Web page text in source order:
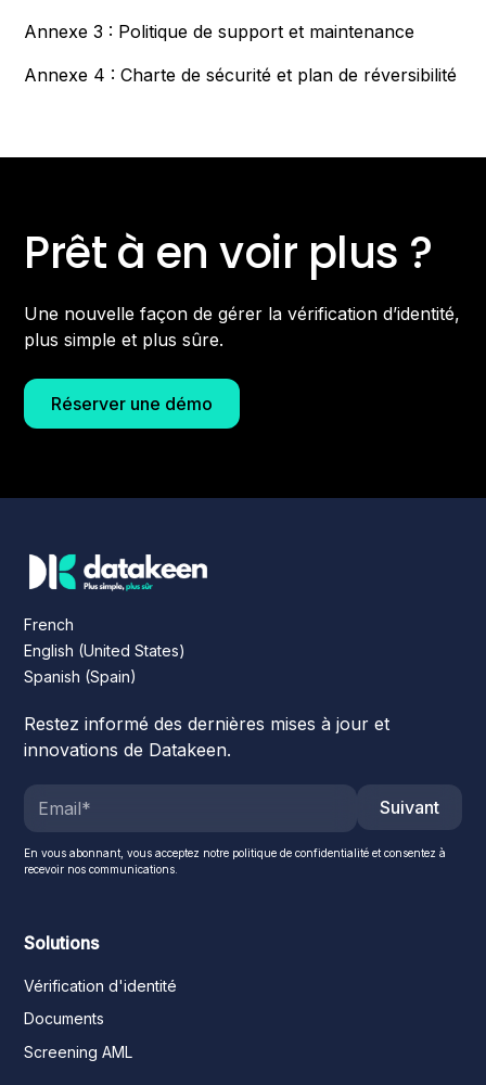
Annexe 3 : Politique de support et maintenance
Annexe 4 : Charte de sécurité et plan de réversibilité
Prêt à en voir plus ?
Une nouvelle façon de gérer la vérification d’identité,
plus simple et plus sûre.
Réserver une démo
French
English (United States)
Spanish (Spain)
Restez informé des dernières mises à jour et
innovations de Datakeen.
Suivant
En vous abonnant, vous acceptez notre politique de confidentialité et consentez à
recevoir nos communications.
Solutions
Vérification d'identité
Documents
Screening AML